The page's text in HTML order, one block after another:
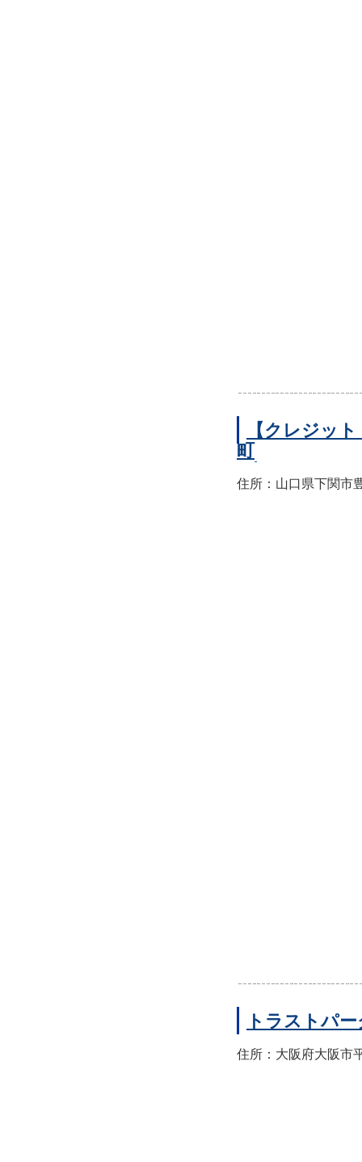
【クレジッ
町
住所：山口県下関市
トラストパ
住所：大阪府大阪市